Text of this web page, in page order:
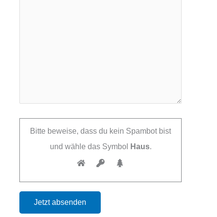
Bitte beweise, dass du kein Spambot bist
und wähle das Symbol
Haus.